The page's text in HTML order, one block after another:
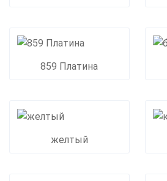
859 Платина
желтый